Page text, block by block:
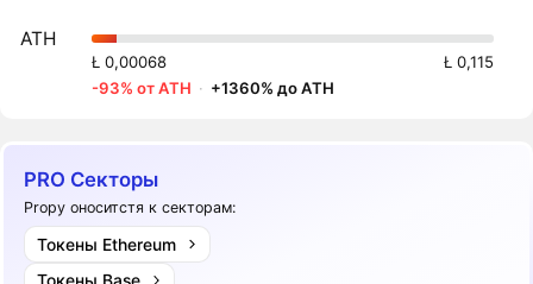
ATH
Ł 0,00068
Ł 0,115
-93% от ATH · +1360% до ATH
PRO Секторы
Propy оноситстя к секторам:
Токены Ethereum
Токены Base